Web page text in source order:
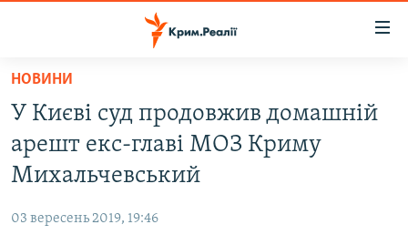
Перейти
основного
матеріалу
Перейти
до
основної
навігації
ВІДЕО ТА ФОТО
БЛОГИ
НОВИНИ
У Києві суд продовжив домашній
арешт екс-главі МОЗ Криму
Михальчевський
03 вересень 2019, 19:46